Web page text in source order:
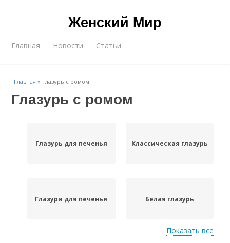
Женский Мир
Главная Новости Статьи
Главная » Глазурь с ромом
Глазурь с ромом
Глазурь для печенья Классическая глазурь
Глазури для печенья Белая глазурь
Показать все